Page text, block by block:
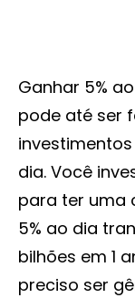
Ganhar 5%
pode até ser
dia. Você
para ter uma
5% ao dia
bilhões em 1
preciso ser